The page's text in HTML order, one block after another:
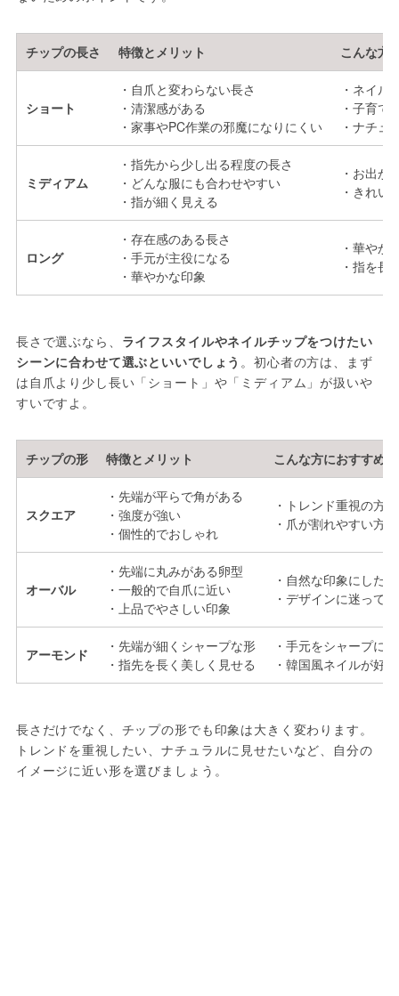
チップの長さ 特徴とメリット こんな方
ショート
・自爪と変わらない長さ
・清潔感がある
・家事やPC作業の邪魔になりにくい
・ネイル
・子育て
・ナチュ
ミディアム
・指先から少し出る程度の長さ
・どんな服にも合わせやすい
・指が細く見える
・お出か
・きれい
ロング
・存在感のある長さ
・手元が主役になる
・華やかな印象
・華やか
・指を長
長さで選ぶなら、 ライフスタイルやネイルチップをつけたい
シーンに合わせて選ぶといいでしょう 。初心者の方は、まず
は自爪より少し長い「ショート」や「ミディアム」が扱いや
すいですよ。
チップの形 特徴とメリット こんな方におすすめ
スクエア
・先端が平らで角がある
・強度が強い
・個性的でおしゃれ
・トレンド重視の方
・爪が割れやすい方
オーバル
・先端に丸みがある卵型
・一般的で自爪に近い
・上品でやさしい印象
・自然な印象にした
・デザインに迷って
アーモンド
・先端が細くシャープな形
・指先を長く美しく見せる
・手元をシャープに
・韓国風ネイルが好
長さだけでなく、チップの形でも印象は大きく変わります。
トレンドを重視したい、ナチュラルに見せたいなど、自分の
イメージに近い形を選びましょう。